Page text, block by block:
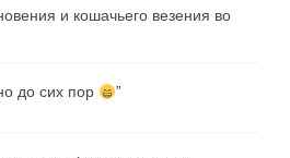
и кошачьего везения во
до сих пор ”